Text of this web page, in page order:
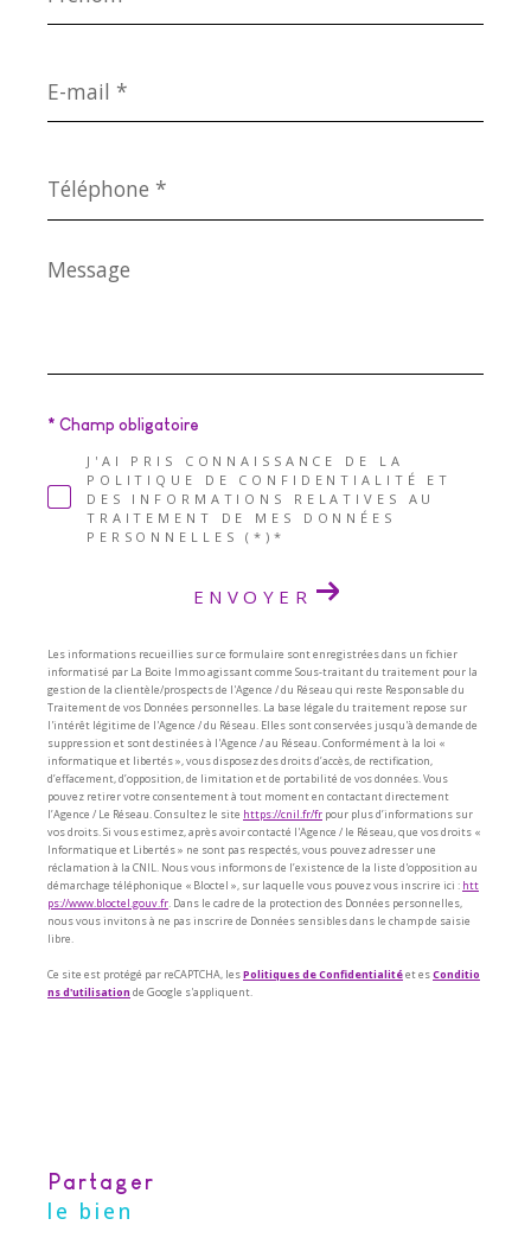
mail
*
*
Message
*
J'AI PRIS CONNAISSANCE DE LA
POLITIQUE DE CONFIDENTIALITÉ ET
DES INFORMATIONS RELATIVES AU
TRAITEMENT DE MES DONNÉES
PERSONNELLES (*)*
* Champ obligatoire
ENVOYER
Les informations recueillies sur ce formulaire sont enregistrées dans un fichier
informatisé par La Boite Immo agissant comme Sous-traitant du traitement pour la
gestion de la clientèle/prospects de l'Agence / du Réseau qui reste Responsable du
Traitement de vos Données personnelles. La base légale du traitement repose sur
l'intérêt légitime de l'Agence / du Réseau. Elles sont conservées jusqu'à demande de
suppression et sont destinées à l'Agence / au Réseau. Conformément à la loi «
informatique et libertés », vous disposez des droits d’accès, de rectification,
d’effacement, d’opposition, de limitation et de portabilité de vos données. Vous
pouvez retirer votre consentement à tout moment en contactant directement
l’Agence / Le Réseau. Consultez le site https://cnil.fr/fr pour plus d’informations sur
vos droits. Si vous estimez, après avoir contacté l'Agence / le Réseau, que vos droits «
Informatique et Libertés » ne sont pas respectés, vous pouvez adresser une
réclamation à la CNIL. Nous vous informons de l’existence de la liste d'opposition au
démarchage téléphonique « Bloctel », sur laquelle vous pouvez vous inscrire ici : htt
ps://www.bloctel.gouv.fr. Dans le cadre de la protection des Données personnelles,
nous vous invitons à ne pas inscrire de Données sensibles dans le champ de saisie
libre.
Ce site est protégé par reCAPTCHA, lesPolitiques de Confidentialitéet esConditio
ns d'utilisation de Google s'appliquent.
partager
le bien